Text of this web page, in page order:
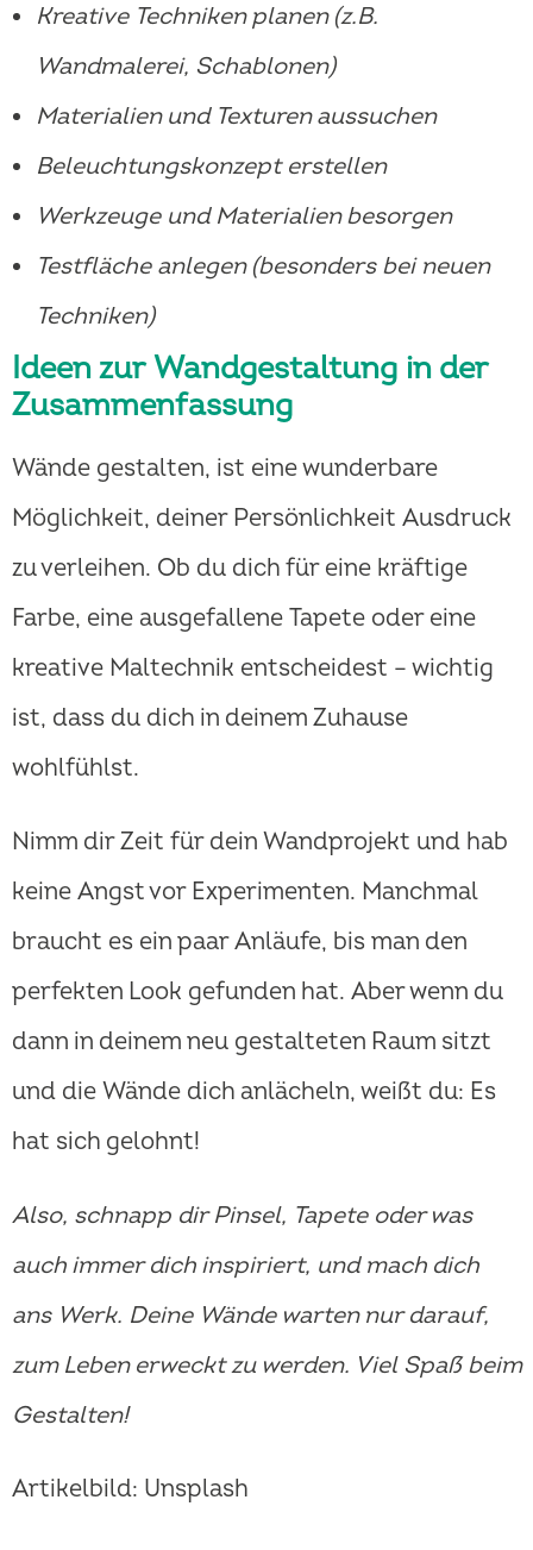
Kreative Techniken planen (z.B.
Wandmalerei, Schablonen)
Materialien und Texturen aussuchen
Beleuchtungskonzept erstellen
Werkzeuge und Materialien besorgen
Testfläche anlegen (besonders bei neuen
Techniken)
Ideen zur Wandgestaltung in der
Zusammenfassung
Wände gestalten, ist eine wunderbare
Möglichkeit, deiner Persönlichkeit Ausdruck
zu verleihen. Ob du dich für eine kräftige
Farbe, eine ausgefallene Tapete oder eine
kreative Maltechnik entscheidest – wichtig
ist, dass du dich in deinem Zuhause
wohlfühlst.
Nimm dir Zeit für dein Wandprojekt und hab
keine Angst vor Experimenten. Manchmal
braucht es ein paar Anläufe, bis man den
perfekten Look gefunden hat. Aber wenn du
dann in deinem neu gestalteten Raum sitzt
und die Wände dich anlächeln, weißt du: Es
hat sich gelohnt!
Also, schnapp dir Pinsel, Tapete oder was
auch immer dich inspiriert, und mach dich
ans Werk. Deine Wände warten nur darauf,
zum Leben erweckt zu werden. Viel Spaß beim
Gestalten!
Artikelbild: Unsplash